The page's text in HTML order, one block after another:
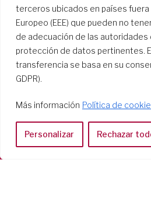
terceros ubicados en países fuera
Europeo (EEE) que pueden no
de adecuación de las autoridades
protección de datos pertinentes.
transferencia se basa en su
GDPR).
Más información Política de
Personalizar Rechazar
Casa
Tel: 06 58 23 03 32 or